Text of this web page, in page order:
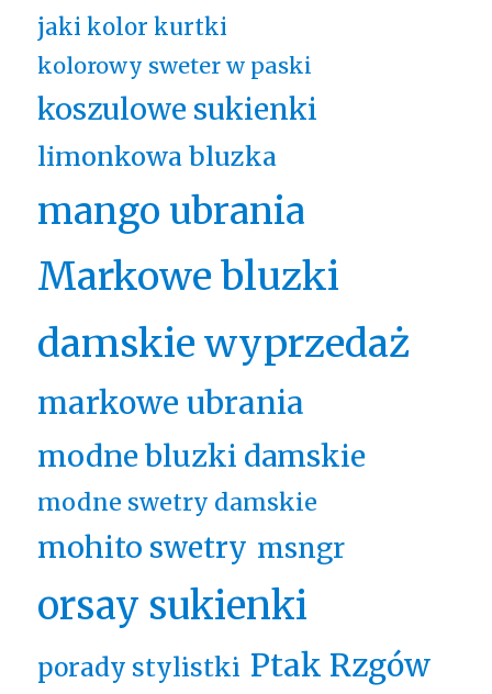
jaki kolor kurtki
kolorowy sweter w paski
koszulowe sukienki
limonkowa bluzka
mango ubrania
Markowe bluzki
damskie wyprzedaż
markowe ubrania
modne bluzki damskie
modne swetry damskie
mohito swetry msngr
orsay sukienki
porady stylistki Ptak Rzgów